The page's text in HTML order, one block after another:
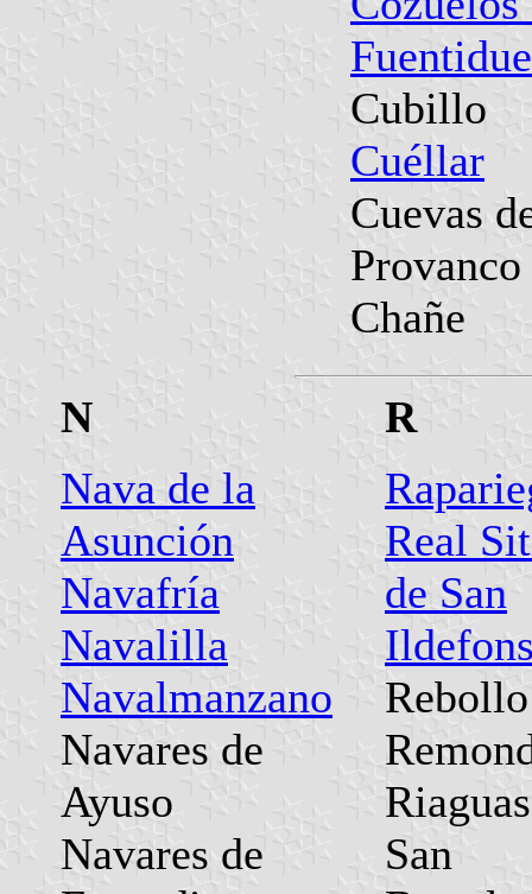
Cubillo
Cuéllar
Cuevas
Provanco
Chañe
N
Nava de la
Asunción
Navafría
Navalilla
Navalmanzano
Navares de
Ayuso
Navares de
R
Real
de San
Rebollo
San